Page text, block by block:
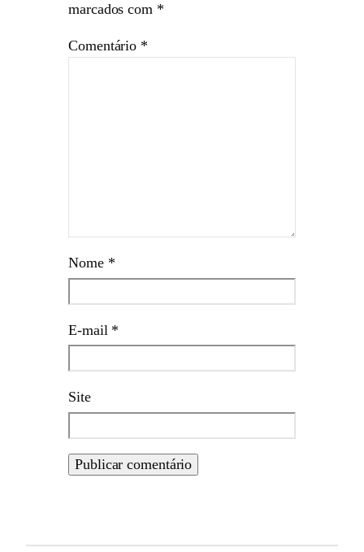
marcados com *
Comentário *
Nome *
E-mail *
Site